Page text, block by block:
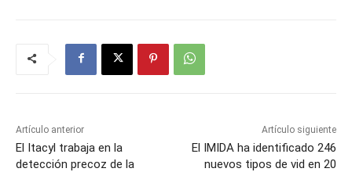
Artículo anterior
El Itacyl trabaja en la
detección precoz de la
Artículo siguiente
El IMIDA ha identificado 246
nuevos tipos de vid en 20